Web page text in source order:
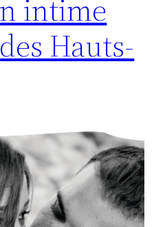
intime
Hauts-